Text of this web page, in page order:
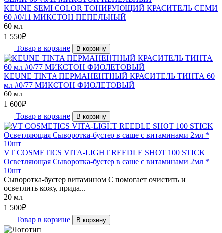
KEUNE SEMI COLOR ТОНИРУЮЩИЙ КРАСИТЕЛЬ СЕМИ
60 #0/11 МИКСТОН ПЕПЕЛЬНЫЙ
60 мл
1 550₽
Товар в корзине
В корзину
KEUNE TINTA ПЕРМАНЕНТНЫЙ КРАСИТЕЛЬ ТИНТА 60
мл #0/77 МИКСТОН ФИОЛЕТОВЫЙ
60 мл
1 600₽
Товар в корзине
В корзину
VT COSMETICS VITA-LIGHT REEDLE SHOT 100 STICK
Осветляющая Сыворотка-бустер в саше с витаминами 2мл *
10шт
Сыворотка-бустер витамином C помогает очистить и
осветлить кожу, прида...
20 мл
1 500₽
Товар в корзине
В корзину